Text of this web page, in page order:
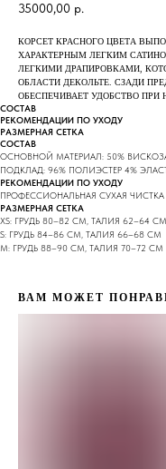
35000,00 р.
КОРСЕТ КРАСНОГО ЦВЕТА
ХАРАКТЕРНЫМ ЛЕГКИМ
ЛЕГКИМИ ДРАПИРОВКАМИ,
ОБЛАСТИ ДЕКОЛЬТЕ. СЗАДИ
ОБЕСПЕЧИВАЕТ УДОБСТВО ПРИ
СОСТАВ
РЕКОМЕНДАЦИИ ПО УХОДУ
РАЗМЕРНАЯ СЕТКА
СОСТАВ
ОСНОВНОЙ МАТЕРИАЛ: 50%
ПОДКЛАД: 96% ПОЛИЭСТЕР 4%
РЕКОМЕНДАЦИИ ПО УХОДУ
ПРОФЕССИОНАЛЬНАЯ СУХАЯ ЧИСТКА
РАЗМЕРНАЯ СЕТКА
XS: ГРУДЬ 80–82 СМ, ТАЛИЯ 62–64 СМ
S: ГРУДЬ 84–86 СМ, ТАЛИЯ 66–68 СМ
M: ГРУДЬ 88–90 СМ, ТАЛИЯ 70–72 СМ
ВАМ МОЖЕТ